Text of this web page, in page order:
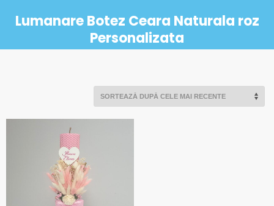
Lumanare Botez Ceara Naturala roz
Personalizata